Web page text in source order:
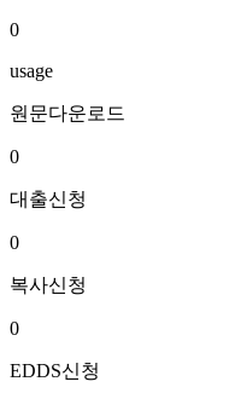
0
usage
원문다운로드
0
대출신청
0
복사신청
0
EDDS신청